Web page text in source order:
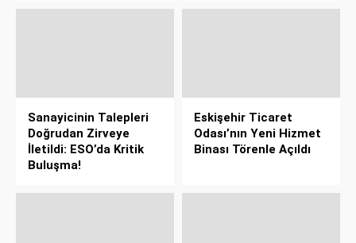
Sanayicinin Talepleri
Doğrudan Zirveye
İletildi: ESO’da Kritik
Buluşma!
Eskişehir Ticaret
Odası’nın Yeni Hizmet
Binası Törenle Açıldı